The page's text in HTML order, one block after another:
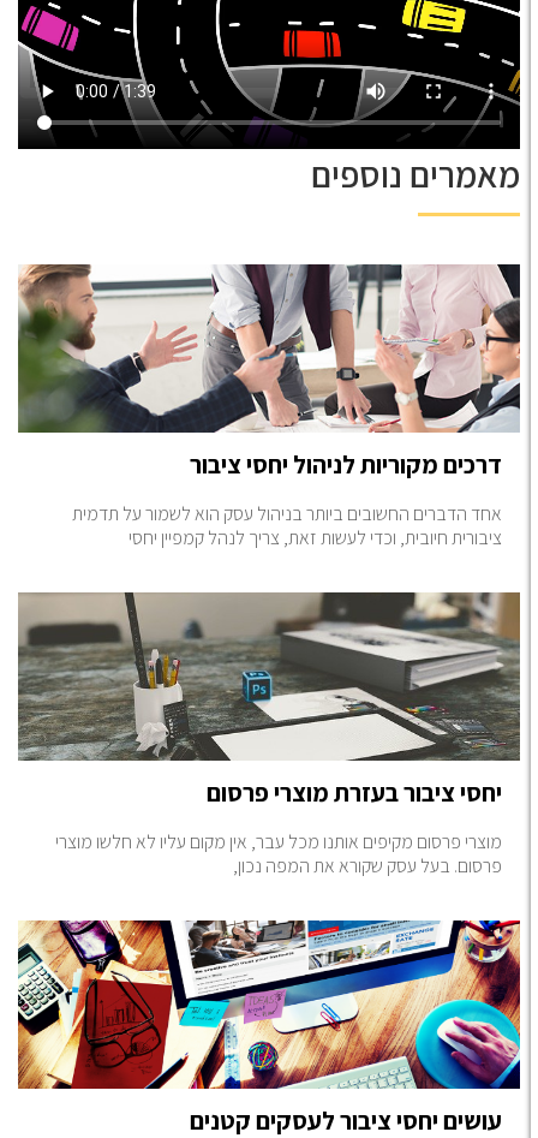
נוספים
דרכים מקוריות לניהול יחסי ציבור
אחד הדברים החשובים ביותר בניהול עסק הוא לשמור על תדמית
ציבורית חיובית, וכדי לעשות זאת, צריך לנהל קמפיין יחסי
יחסי ציבור בעזרת מוצרי פרסום
מוצרי פרסום מקיפים אותנו מכל עבר, אין מקום עליו לא חלשו מוצרי
פרסום. בעל עסק שקורא את המפה נכון,
עושים יחסי ציבור לעסקים קטנים